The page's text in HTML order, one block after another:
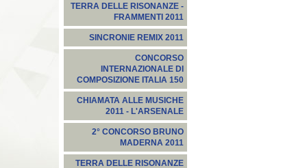
TERRA DELLE RISONANZE -
FRAMMENTI 2011
SINCRONIE REMIX 2011
CONCORSO
INTERNAZIONALE DI
COMPOSIZIONE ITALIA 150
CHIAMATA ALLE MUSICHE
2011 - L'ARSENALE
2° CONCORSO BRUNO
MADERNA 2011
TERRA DELLE RISONANZE